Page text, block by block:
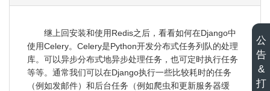
继上回安装和使用Redis之后，看看如何在Django中
使用Celery。Celery是Python开发分布式任务列队的处理
库。可以异步分布式地异步处理任务，也可定时执行任务
等等。通常我们可以在Django执行一些比较耗时的任务
（例如发邮件）和后台任务（例如爬虫和更新服务器缓
公
告
&
打